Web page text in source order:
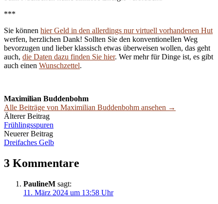
***
Sie können hier Geld in den allerdings nur virtuell vorhandenen Hut
werfen, herzlichen Dank! Sollten Sie den konventionellen Weg
bevorzugen und lieber klassisch etwas überweisen wollen, das geht
auch, die Daten dazu finden Sie hier. Wer mehr für Dinge ist, es gibt
auch einen Wunschzettel.
Maximilian Buddenbohm
Alle Beiträge von Maximilian Buddenbohm ansehen →
Beitrags-
Navigation
Älterer Beitrag
Frühlingsspuren
Neuerer Beitrag
Dreifaches Gelb
3 Kommentare
PaulineM sagt:
11. März 2024 um 13:58 Uhr